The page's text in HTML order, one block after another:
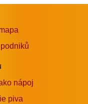
nápoj
piva